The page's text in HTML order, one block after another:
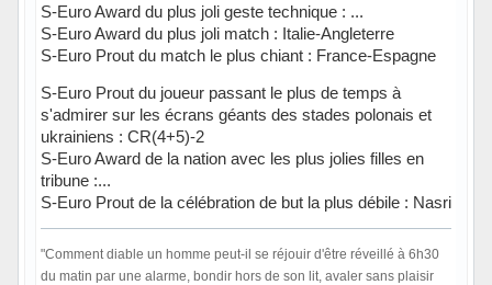
S-Euro Award du plus joli geste technique : ...
S-Euro Award du plus joli match : Italie-Angleterre
S-Euro Prout du match le plus chiant : France-Espagne
S-Euro Prout du joueur passant le plus de temps à
s'admirer sur les écrans géants des stades polonais et
ukrainiens : CR(4+5)-2
S-Euro Award de la nation avec les plus jolies filles en
tribune :...
S-Euro Prout de la célébration de but la plus débile : Nasri
"Comment diable un homme peut-il se réjouir d'être réveillé à 6h30
du matin par une alarme, bondir hors de son lit, avaler sans plaisir